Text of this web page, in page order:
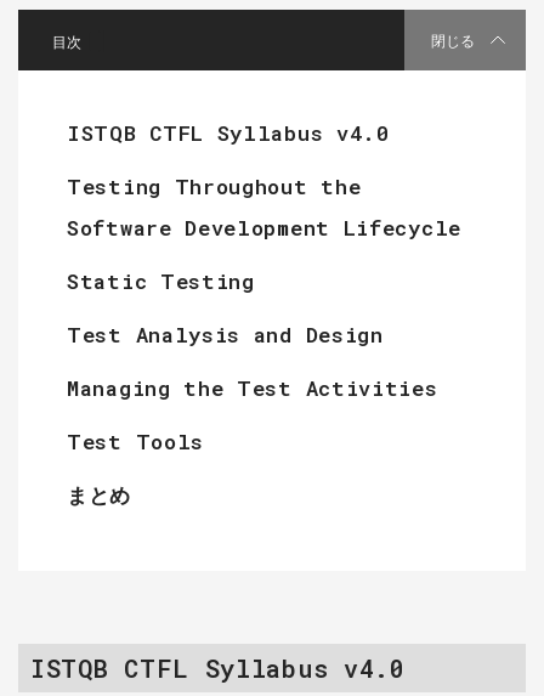
閉じる
ISTQB CTFL Syllabus v4.0
Testing Throughout the
Software Development Lifecycle
Static Testing
Test Analysis and Design
Managing the Test Activities
Test Tools
まとめ
ISTQB CTFL Syllabus v4.0